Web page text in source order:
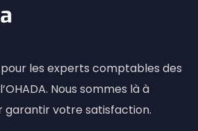
les experts comptables des
Nous sommes là à
garantir votre satisfaction.